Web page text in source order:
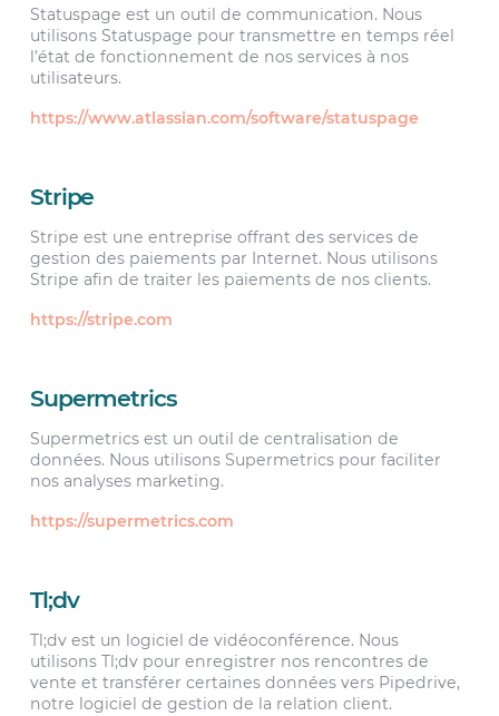
Statuspage est un outil de communication. Nous
utilisons Statuspage pour transmettre en temps réel
l’état de fonctionnement de nos services à nos
utilisateurs.
https://www.atlassian.com/software/statuspage
Stripe
Stripe est une entreprise offrant des services de
gestion des paiements par Internet. Nous utilisons
Stripe afin de traiter les paiements de nos clients.
https://stripe.com
Supermetrics
Supermetrics est un outil de centralisation de
données. Nous utilisons Supermetrics pour faciliter
nos analyses marketing.
https://supermetrics.com
Tl;dv
Tl;dv est un logiciel de vidéoconférence. Nous
utilisons Tl;dv pour enregistrer nos rencontres de
vente et transférer certaines données vers Pipedrive,
notre logiciel de gestion de la relation client.